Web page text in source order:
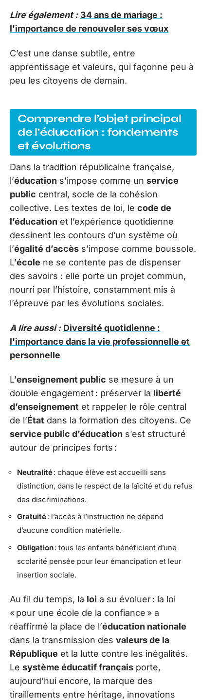
Lire également : 34 ans de mariage :
l'importance de renouveler ses vœux
C’est une danse subtile, entre
apprentissage et valeurs, qui façonne peu à
peu les citoyens de demain.
Comprendre l’objet principal
de l’éducation : fondements
et évolutions
Dans la tradition républicaine française,
l’éducation s’impose comme un service
public central, socle de la cohésion
collective. Les textes de loi, le code de
l’éducation et l’expérience quotidienne
dessinent les contours d’un système où
l’égalité d’accès s’impose comme boussole.
L’école ne se contente pas de dispenser
des savoirs : elle porte un projet commun,
nourri par l’histoire, constamment mis à
l’épreuve par les évolutions sociales.
A lire aussi : Diversité quotidienne :
l'importance dans la vie professionnelle et
personnelle
L’enseignement public se mesure à un
double engagement : préserver la liberté
d’enseignement et rappeler le rôle central
de l’État dans la formation des citoyens. Ce
service public d’éducation s’est structuré
autour de principes forts :
Neutralité: chaque élève est accueilli sans
distinction, dans le respect de la laïcité et du refus
des discriminations.
Gratuité: l’accès à l’instruction ne dépend
d’aucune condition matérielle.
Obligation: tous les enfants bénéficient d’une
scolarité pensée pour leur émancipation et leur
insertion sociale.
Au fil du temps, la loi a su évoluer : la loi
« pour une école de la confiance » a
réaffirmé la place de l’éducation nationale
dans la transmission des valeurs de la
République et la lutte contre les inégalités.
Le système éducatif français porte,
aujourd’hui encore, la marque des
tiraillements entre héritage, innovations